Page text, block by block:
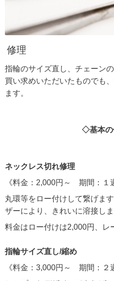
修理
指輪のサイズ直し、チェーン
買い求めいただいたものでも
ます。
◇基本
ネックレス切れ修理
《料金：2,000円～ 期間：１
丸環等をロー付けして繋げま
ザーにより、きれいに溶接しま
料金はロー付けは2,000円、レ
指輪サイズ直し/縮め
《料金：3,000円～ 期間：２